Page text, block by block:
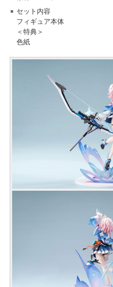
セット内容
フィギュア本体
＜特典＞
色紙